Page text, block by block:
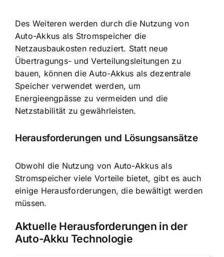
Des Weiteren werden durch die Nutzung von
Auto-Akkus als Stromspeicher die
Netzausbaukosten reduziert. Statt neue
Übertragungs- und Verteilungsleitungen zu
bauen, können die Auto-Akkus als dezentrale
Speicher verwendet werden, um
Energieengpässe zu vermeiden und die
Netzstabilität zu gewährleisten.
Herausforderungen und Lösungsansätze
Obwohl die Nutzung von Auto-Akkus als
Stromspeicher viele Vorteile bietet, gibt es auch
einige Herausforderungen, die bewältigt werden
müssen.
Aktuelle Herausforderungen in der
Auto-Akku Technologie